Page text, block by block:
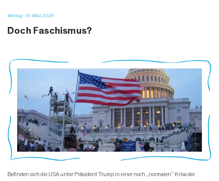
Montag, 16. März 2026
Doch Faschismus?
Befinden sich die USA unter Präsident Trump in einer noch „normalen“ Krise der